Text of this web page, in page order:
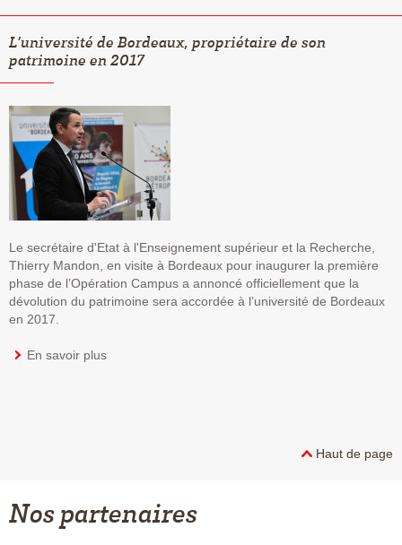
L’université de Bordeaux, propriétaire de son
patrimoine en 2017
Le secrétaire d'Etat à l'Enseignement supérieur et la Recherche,
Thierry Mandon, en visite à Bordeaux pour inaugurer la première
phase de l’Opération Campus a annoncé officiellement que la
dévolution du patrimoine sera accordée à l’université de Bordeaux
en 2017.
En savoir plus
Haut de page
Nos partenaires